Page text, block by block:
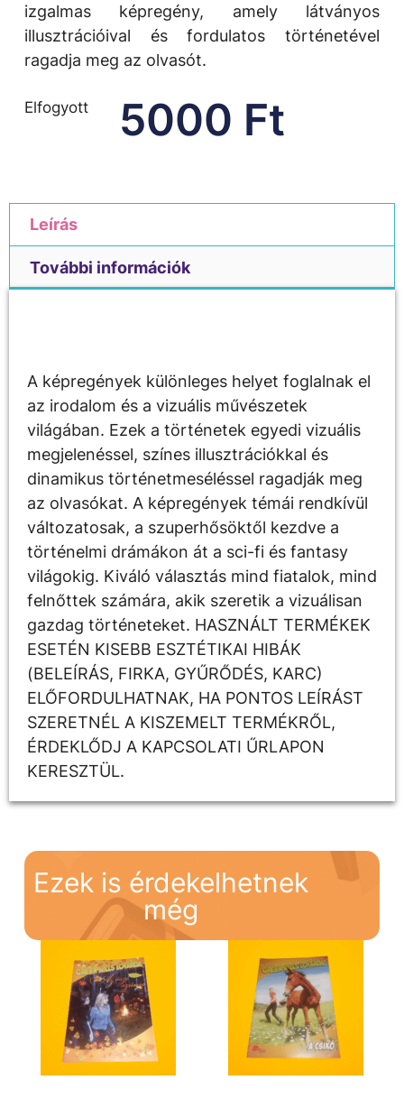
izgalmas képregény, amely látványos
illusztrációival és fordulatos történetével
ragadja meg az olvasót.
5000 Ft
Elfogyott
Leírás
További információk
A képregények különleges helyet foglalnak el
az irodalom és a vizuális művészetek
világában. Ezek a történetek egyedi vizuális
megjelenéssel, színes illusztrációkkal és
dinamikus történetmeséléssel ragadják meg
az olvasókat. A képregények témái rendkívül
változatosak, a szuperhősöktől kezdve a
történelmi drámákon át a sci-fi és fantasy
világokig. Kiváló választás mind fiatalok, mind
felnőttek számára, akik szeretik a vizuálisan
gazdag történeteket. HASZNÁLT TERMÉKEK
ESETÉN KISEBB ESZTÉTIKAI HIBÁK
(BELEÍRÁS, FIRKA, GYŰRŐDÉS, KARC)
ELŐFORDULHATNAK, HA PONTOS LEÍRÁST
SZERETNÉL A KISZEMELT TERMÉKRŐL,
ÉRDEKLŐDJ A KAPCSOLATI ŰRLAPON
KERESZTÜL.
Ezek is érdekelhetnek
még